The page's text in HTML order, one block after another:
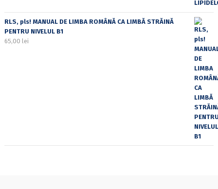
RLS, pls! MANUAL DE LIMBA ROMÂNĂ CA LIMBĂ STRĂINĂ
PENTRU NIVELUL B1
65,00 lei